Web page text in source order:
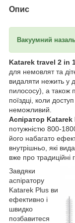
Опис
Вакуумний
Katarek travel 2 in
для немовлят та
видаляти нежить у
пилососу), а також
поїздці, коли
неможливий.
Аспіратор Katarek
потужністю 800-
його набагато
внутрішньо, які
вже про традиційні
Завдяки
аспіратору
Katarek Plus ви
ефективно і
швидко
позбавитеся